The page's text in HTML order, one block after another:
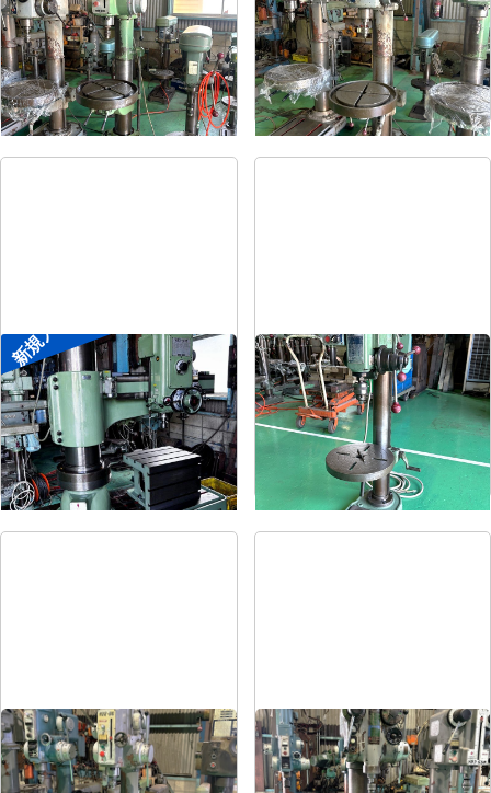
メーカー 森精機
形 式YD2-55
年 式-
メーカー 吉良
形 式KRTG-540
年 式-
新規入荷
ラジアルボール盤
メーカー 森精機
形 式 YR3-115
年 式-
卓上ボール盤
メーカー 吉良
形 式KRT-340
式-
直立ボール盤
メーカー 吉田
直立ボール盤
メーカー 吉田